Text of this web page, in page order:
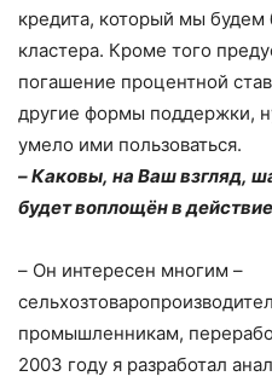
кредита, который мы будем
кластера. Кроме того
погашение процентной
другие формы поддержки,
умело ими пользоваться.
–Каковы, на Ваш взгляд,
будет воплощён в
– Он интересен многим –
промышленникам,
2003 году я разработал